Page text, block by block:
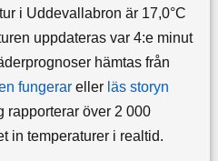
i Uddevallabron är 17,0°C
uppdateras var 4:e minut
hämtas från
fungerareller läs storyn
rapporterar över 2 000
in temperaturer i realtid.